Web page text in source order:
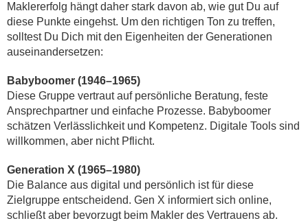
Maklererfolg hängt daher stark davon ab, wie gut Du auf
diese Punkte eingehst. Um den richtigen Ton zu treffen,
solltest Du Dich mit den Eigenheiten der Generationen
auseinandersetzen:
Babyboomer (1946–1965)
Diese Gruppe vertraut auf persönliche Beratung, feste
Ansprechpartner und einfache Prozesse. Babyboomer
schätzen Verlässlichkeit und Kompetenz. Digitale Tools sind
willkommen, aber nicht Pflicht.
Generation X (1965–1980)
Die Balance aus digital und persönlich ist für diese
Zielgruppe entscheidend. Gen X informiert sich online,
schließt aber bevorzugt beim Makler des Vertrauens ab.